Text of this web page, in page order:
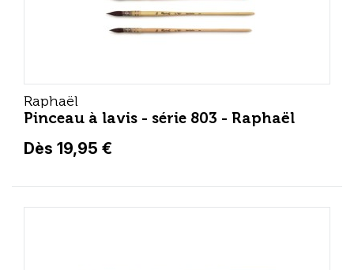
Raphaël
Pinceau à lavis - série 803 - Raphaël
Dès 19,95 €